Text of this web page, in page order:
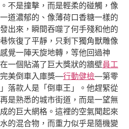
不是撞擊，而是輕柔的碰觸，像
道濃郁的、像薄荷口香糖一樣的
出來，瞬間吞噬了何手殘和他的
恢復了平靜，只剩下獨角獸雕像
覺一陣天旋地轉，等他回過神
一個貼滿了巨大獎狀的牆壁員工
美倒車入庫獎—行動健檢—第零
落款人是「倒車王」。他趕緊從
是熟悉的城市街道，而是一望無
的巨大網格。這裡的空氣聞起來
的混合物，而重力似乎是隨機變